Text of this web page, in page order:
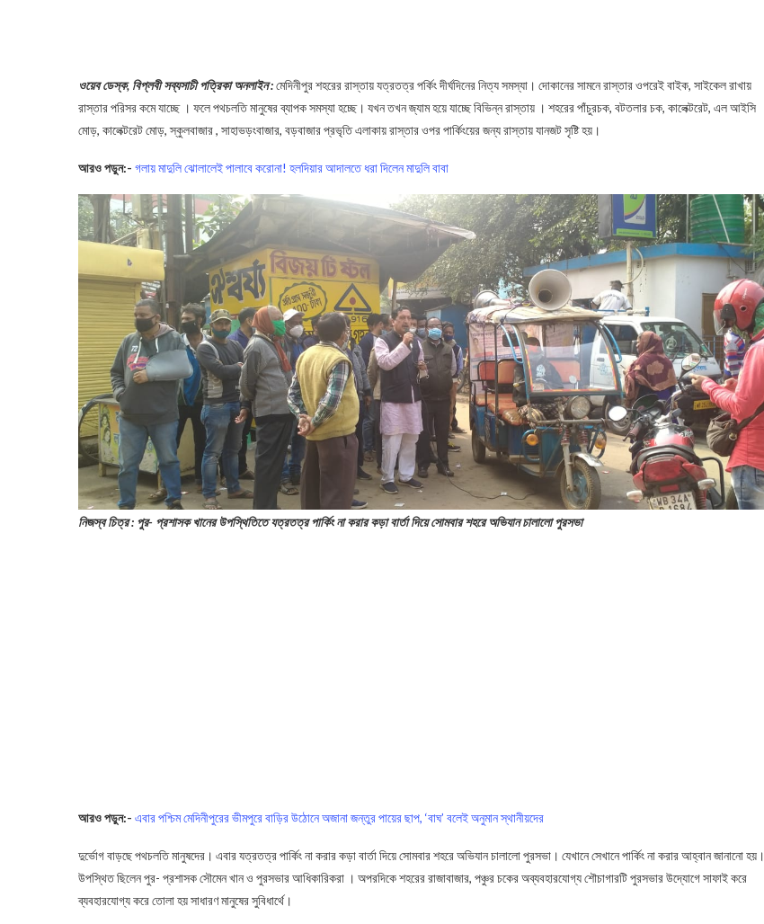
ওয়েব ডেস্ক, বিপ্লবী সব্যসাচী পত্রিকা অনলাইন :মেদিনীপুর শহরের রাস্তায় যত্রতত্র পর্কিং দীর্ঘদিনের নিত্য সমস্যা। দোকানের সামনে রাস্তার ওপরেই বাইক, সাইকেল রাখায়
রাস্তার পরিসর কমে যাচ্ছে । ফলে পথচলতি মানুষের ব্যাপক সমস্যা হচ্ছে। যখন তখন জ্যাম হয়ে যাচ্ছে বিভিন্ন রাস্তায় । শহরের পাঁচুরচক, বটতলার চক, কালেক্টরেট, এল আইসি
মোড়, কালেক্টরেট মোড়, স্কুলবাজার , সাহাভড়ংবাজার, বড়বাজার প্রভৃতি এলাকায় রাস্তার ওপর পার্কিংয়ের জন্য রাস্তায় যানজট সৃষ্টি হয়।
আরও পড়ুন:- গলায় মাদুলি ঝোলালেই পালাবে করোনা! হলদিয়ার আদালতে ধরা দিলেন মাদুলি বাবা
নিজস্ব চিত্র : পুর- প্রশাসক খানের উপস্থিতিতে যত্রতত্র পার্কিং না করার কড়া বার্তা দিয়ে সোমবার শহরে অভিযান চালালো পুরসভা
আরও পড়ুন:- এবার পশ্চিম মেদিনীপুরের ভীমপুরে বাড়ির উঠোনে অজানা জন্তুর পায়ের ছাপ, ‘বাঘ’ বলেই অনুমান স্থানীয়দের
দুর্ভোগ বাড়ছে পথচলতি মানুষদের। এবার যত্রতত্র পার্কিং না করার কড়া বার্তা দিয়ে সোমবার শহরে অভিযান চালালো পুরসভা। যেখানে সেখানে পার্কিং না করার আহ্বান জানানো হয়।
উপস্থিত ছিলেন পুর- প্রশাসক সৌমেন খান ও পুরসভার আধিকারিকরা । অপরদিকে শহরের রাজাবাজার, পঞ্চুর চকের অব্যবহারযোগ্য শৌচাগারটি পুরসভার উদ্যোগে সাফাই করে
ব্যবহারযোগ্য করে তোলা হয় সাধারণ মানুষের সুবিধার্থে।